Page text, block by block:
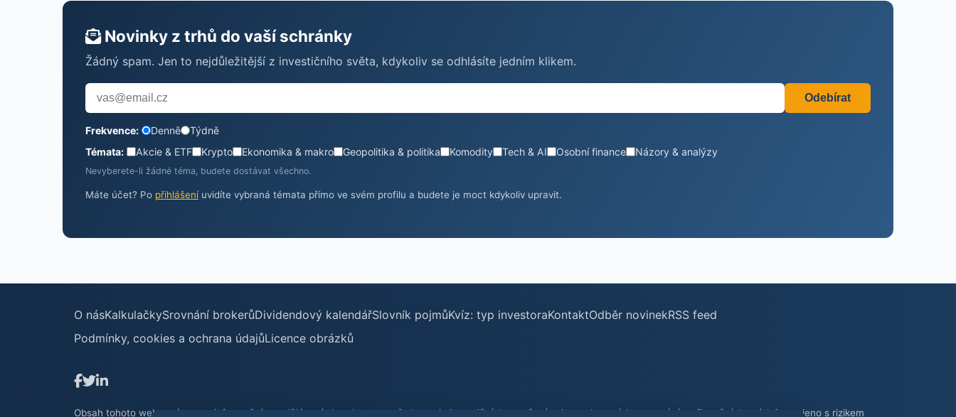
Novinky z trhů do vaší schránky
Žádný spam. Jen to nejdůležitější z investičního světa, kdykoliv se odhlásíte jedním klikem.
Odebírat
Frekvence: Denně
Týdně
Témata:
Akcie & ETF Krypto Ekonomika & makro Geopolitika & politika Komodity Tech & AI Osobní finance Názory & analýzy
Nevyberete-li žádné téma, budete dostávat všechno.
Máte účet? Po přihlášeníuvidíte vybraná témata přímo ve svém profilu a budete je moct kdykoliv upravit.
O násKalkulačkySrovnání brokerůDividendový kalendářSlovník pojmůKvíz: typ investoraKontaktOdběr novinekRSS feed
Podmínky, cookies a ochrana údajůLicence obrázků
Obsah tohoto webu má pouze informační a vzdělávací charakter a nepředstavuje investiční doporučení ani poradenství. Investování na finančních trzích je spojeno s rizikem